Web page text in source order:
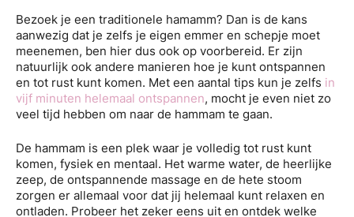
Bezoek je een traditionele hamamm? Dan is de kans
aanwezig dat je zelfs je eigen emmer en schepje moet
meenemen, ben hier dus ook op voorbereid. Er zijn
natuurlijk ook andere manieren hoe je kunt ontspannen
en tot rust kunt komen. Met een aantal tips kun je zelfs in
vijf minuten helemaal ontspannen, mocht je even niet zo
veel tijd hebben om naar de hammam te gaan.
De hammam is een plek waar je volledig tot rust kunt
komen, fysiek en mentaal. Het warme water, de heerlijke
zeep, de ontspannende massage en de hete stoom
zorgen er allemaal voor dat jij helemaal kunt relaxen en
ontladen. Probeer het zeker eens uit en ontdek welke